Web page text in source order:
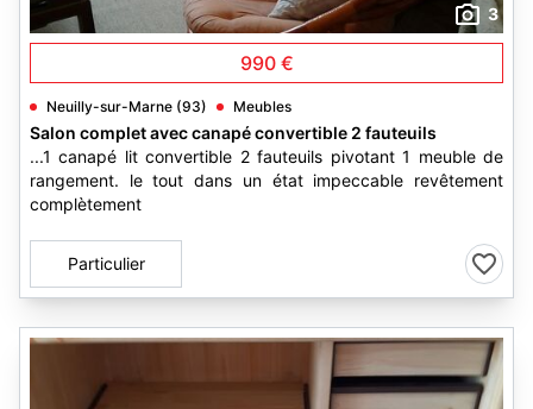
3
990 €
Neuilly-sur-Marne (93) Meubles
Salon complet avec canapé convertible 2 fauteuils
...1 canapé lit convertible 2 fauteuils pivotant 1 meuble de
rangement. le tout dans un état impeccable revêtement
complètement
Particulier